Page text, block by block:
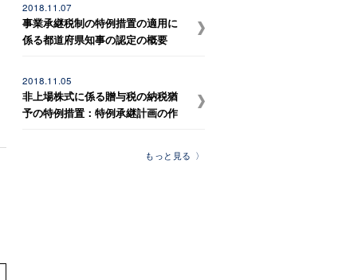
2018.11.07
事業承継税制の特例措置の適用に
係る都道府県知事の認定の概要
2018.11.05
非上場株式に係る贈与税の納税猶
予の特例措置：特例承継計画の作
もっと見る